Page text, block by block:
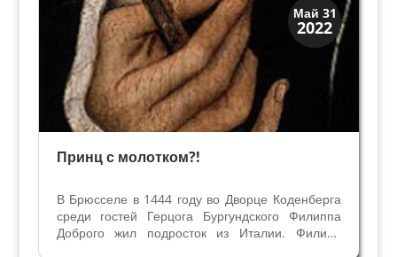
Май 31
2022
Искусство
Тайны картин
Принц с молотком?!
В Брюсселе в 1444 году во Дворце Коденберга
среди гостей Герцога Бургундского Филиппа
Доброго жил подросток из Италии. Филипп